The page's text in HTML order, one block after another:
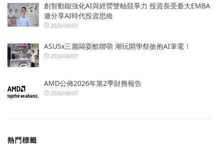
創智動能強化AI與經營雙軸競爭力 投資長受臺大EMBA
邀分享AI時代投資思維
2026/08/07
ASUSx三麗鷗耍酷聯萌 潮玩開學祭搶抱AI筆電！
2026/08/07
AMD公佈2026年第2季財務報告
2026/08/07
熱門標籤